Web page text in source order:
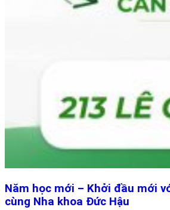
Năm học mới – Khởi đầu mới
cùng Nha khoa Đức Hậu